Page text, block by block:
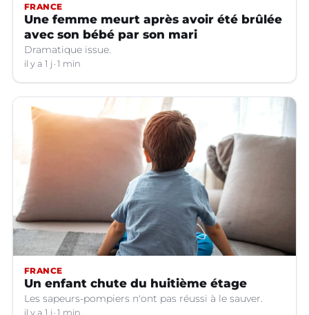
FRANCE
Une femme meurt après avoir été brûlée
avec son bébé par son mari
Dramatique issue.
il y a 1 j 1 min
FRANCE
Un enfant chute du huitième étage
Les sapeurs-pompiers n'ont pas réussi à le sauver.
il y a 1 j 1 min